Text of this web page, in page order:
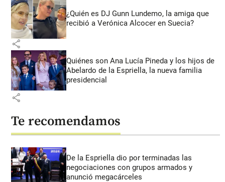
¿Quién es DJ Gunn Lundemo, la amiga que
recibió a Verónica Alcocer en Suecia?
share
Quiénes son Ana Lucía Pineda y los hijos de
Abelardo de la Espriella, la nueva familia
presidencial
share
Te recomendamos
De la Espriella dio por terminadas las
negociaciones con grupos armados y
anunció megacárceles